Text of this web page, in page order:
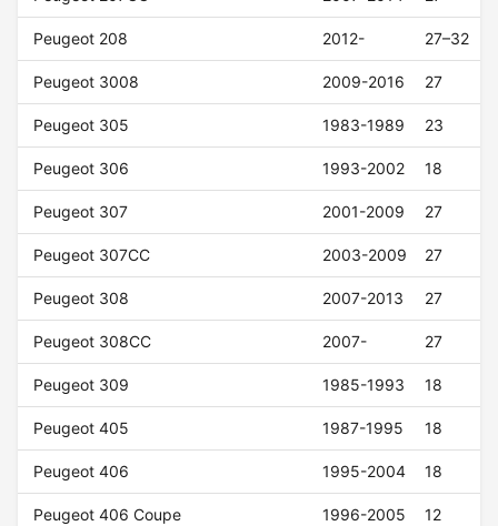
Peugeot 208 2012- 27–32
Peugeot 3008 2009-2016 27
Peugeot 305 1983-1989 23
Peugeot 306 1993-2002 18
Peugeot 307 2001-2009 27
Peugeot 307CC 2003-2009 27
Peugeot 308 2007-2013 27
Peugeot 308CC 2007- 27
Peugeot 309 1985-1993 18
Peugeot 405 1987-1995 18
Peugeot 406 1995-2004 18
Peugeot 406 Coupe 1996-2005 12